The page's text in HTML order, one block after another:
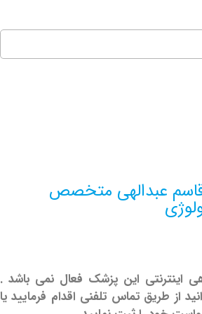
متخصص
این پزشک فعال نمی باشد .
تماس تلفنی اقدام فرمایید یا